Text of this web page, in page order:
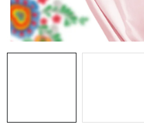
GDPR + cookies